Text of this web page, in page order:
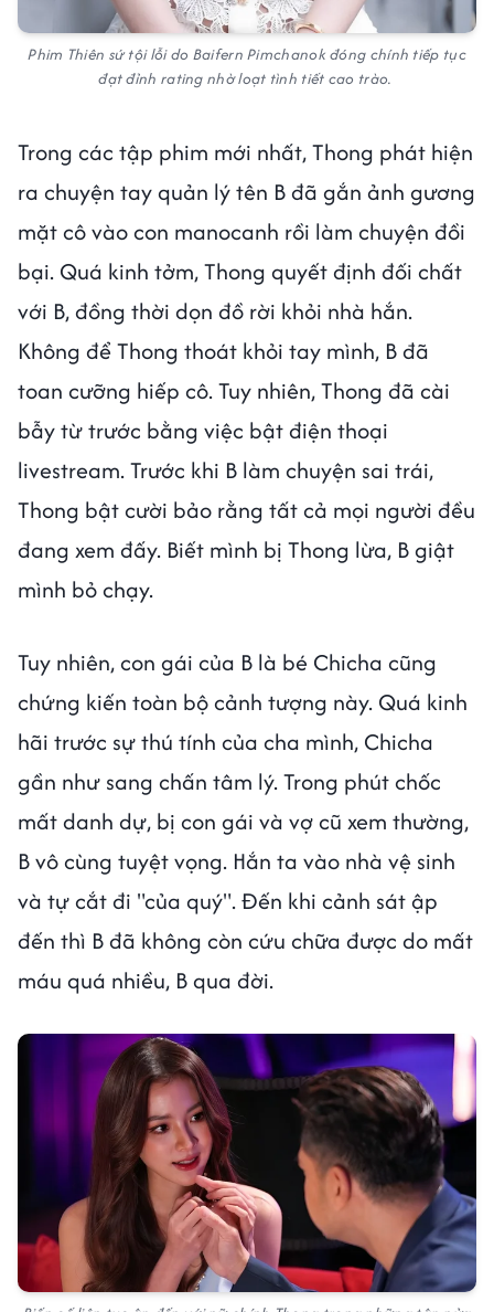
Phim Thiên sứ tội lỗi do Baifern Pimchanok đóng chính tiếp tục
đạt đỉnh rating nhờ loạt tình tiết cao trào.
Trong các tập phim mới nhất, Thong phát hiện
ra chuyện tay quản lý tên B đã gắn ảnh gương
mặt cô vào con manocanh rồi làm chuyện đồi
bại. Quá kinh tởm, Thong quyết định đối chất
với B, đồng thời dọn đồ rời khỏi nhà hắn.
Không để Thong thoát khỏi tay mình, B đã
toan cưỡng hiếp cô. Tuy nhiên, Thong đã cài
bẫy từ trước bằng việc bật điện thoại
livestream. Trước khi B làm chuyện sai trái,
Thong bật cười bảo rằng tất cả mọi người đều
đang xem đấy. Biết mình bị Thong lừa, B giật
mình bỏ chạy.
Tuy nhiên, con gái của B là bé Chicha cũng
chứng kiến toàn bộ cảnh tượng này. Quá kinh
hãi trước sự thú tính của cha mình, Chicha
gần như sang chấn tâm lý. Trong phút chốc
mất danh dự, bị con gái và vợ cũ xem thường,
B vô cùng tuyệt vọng. Hắn ta vào nhà vệ sinh
và tự cắt đi "của quý". Đến khi cảnh sát ập
đến thì B đã không còn cứu chữa được do mất
máu quá nhiều, B qua đời.